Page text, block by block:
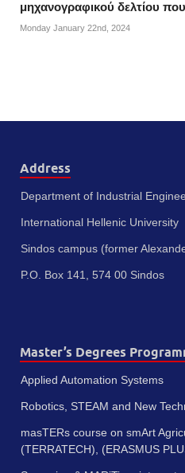
μηχανογραφικού δελτίου
Monday January 22nd, 2024
Address
Department of Industrial
International Hellenic University
Sindos campus (former
P.O. Box 141, 574 00 Sindos
Master’s Degrees
Applied Automation Systems
Robotics, STEAM and New
masTERs course on smArt
(TERRATECH), (ERASMUS